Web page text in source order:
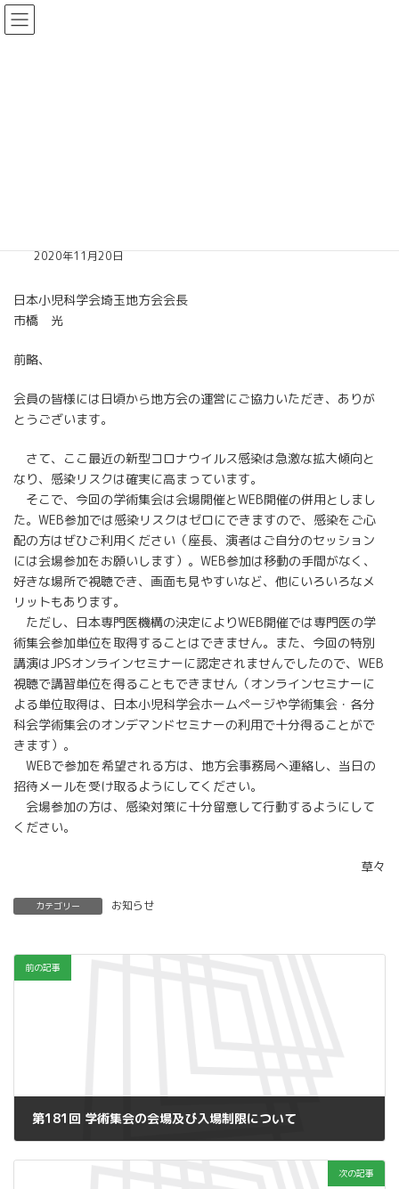
コ
ン
ナ
ビ
2020年11月20日
日本小児科学会埼玉地方会会長
市橋 光
前略、
会員の皆様には日頃から地方会の運営にご協力いただき、ありが
とうございます。
さて、ここ最近の新型コロナウイルス感染は急激な拡大傾向と
なり、感染リスクは確実に高まっています。
そこで、今回の学術集会は会場開催とWEB開催の併用としまし
た。WEB参加では感染リスクはゼロにできますので、感染をご心
配の方はぜひご利用ください（座長、演者はご自分のセッション
には会場参加をお願いします）。WEB参加は移動の手間がなく、
好きな場所で視聴でき、画面も見やすいなど、他にいろいろなメ
リットもあります。
ただし、日本専門医機構の決定によりWEB開催では専門医の学
術集会参加単位を取得することはできません。また、今回の特別
講演はJPSオンラインセミナーに認定されませんでしたので、WEB
視聴で講習単位を得ることもできません（オンラインセミナーに
よる単位取得は、日本小児科学会ホームページや学術集会・各分
科会学術集会のオンデマンドセミナーの利用で十分得ることがで
きます）。
WEBで参加を希望される方は、地方会事務局へ連絡し、当日の
招待メールを受け取るようにしてください。
会場参加の方は、感染対策に十分留意して行動するようにして
ください。
草々
カテゴリー お知らせ
前の記事
第181回 学術集会の会場及び入場制限について
次の記事